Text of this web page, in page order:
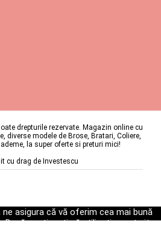
drepturile rezervate. Magazin online cu
diverse modele de Brose, Bratari, Coliere,
la super oferte si preturi mici!
cu drag de Investescu
asigura că vă oferim cea mai bună
Dacă continuați să utilizați acest site,